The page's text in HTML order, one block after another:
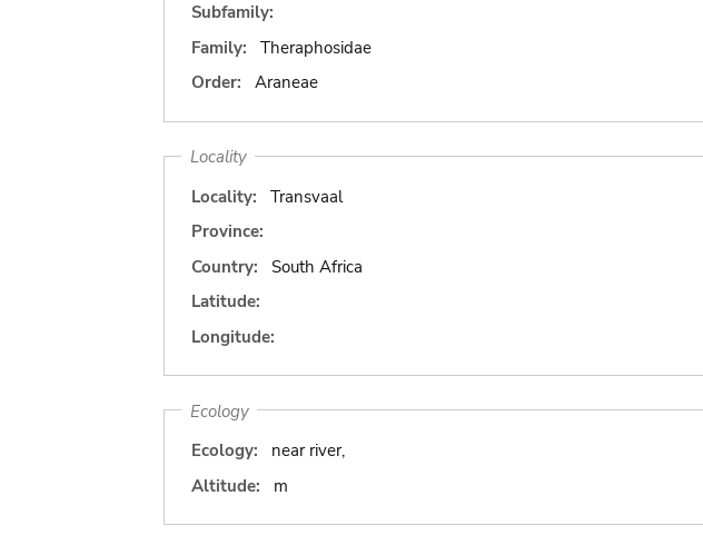
Subfamily:
Family:
Theraphosidae
Order:
Araneae
Locality
Locality:
Transvaal
Province:
Country:
South Africa
Latitude:
Longitude:
Ecology
Ecology:
near river,
Altitude:
m